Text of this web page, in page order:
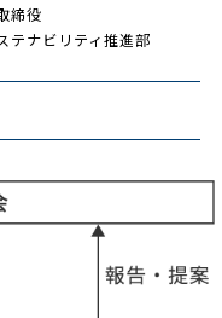
締役
テナビリティ推進部